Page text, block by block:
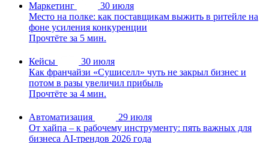
Маркетинг
30 июля
Место на полке: как поставщикам выжить в ритейле на
фоне усиления конкуренции
Прочтёте за 5 мин.
Кейсы
30 июля
Как франчайзи «Сушиселл» чуть не закрыл бизнес и
потом в разы увеличил прибыль
Прочтёте за 4 мин.
Автоматизация
29 июля
От хайпа – к рабочему инструменту: пять важных для
бизнеса AI-трендов 2026 года